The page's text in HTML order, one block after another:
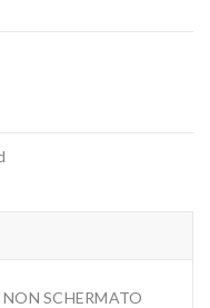
SCHERMATO